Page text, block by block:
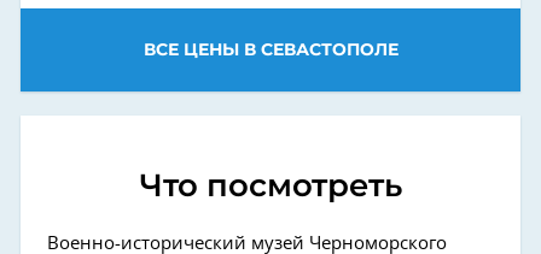
ВСЕ ЦЕНЫ В СЕВАСТОПОЛЕ
Что посмотреть
Военно-исторический музей Черноморского